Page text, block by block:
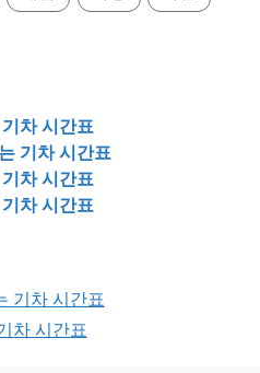
차 시간표
기차 시간표
차 시간표
차 시간표
기차 시간표
차 시간표